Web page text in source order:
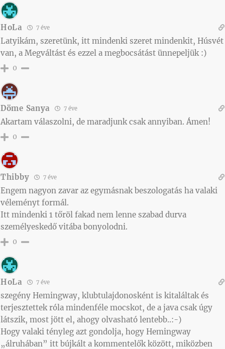
HoLa 7 éve
Latyikám, szeretünk, itt mindenki szeret mindenkit, Húsvét
van, a Megváltást és ezzel a megbocsátást ünnepeljük :)
0
Döme Sanya 7 éve
Akartam válaszolni, de maradjunk csak annyiban. Ámen!
0
Thibby 7 éve
Engem nagyon zavar az egymásnak beszologatás ha valaki
véleményt formál.
Itt mindenki 1 tőröl fakad nem lenne szabad durva
személyeskedő vitába bonyolodni.
0
HoLa 7 éve
szegény Hemingway, klubtulajdonosként is kitaláltak és
terjesztettek róla mindenféle mocskot, de a java csak úgy
látszik, most jött el, ahogy olvasható lentebb..:-)
Hogy valaki tényleg azt gondolja, hogy Hemingway
„álruhában” itt bújkált a kommentelők között, miközben